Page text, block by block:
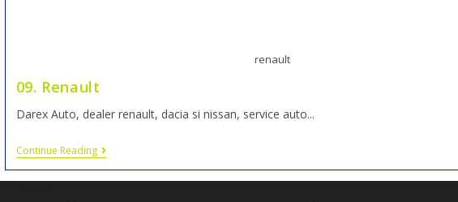
renault
09. Renault
Darex Auto, dealer renault, dacia si nissan, service auto...
Continue Reading